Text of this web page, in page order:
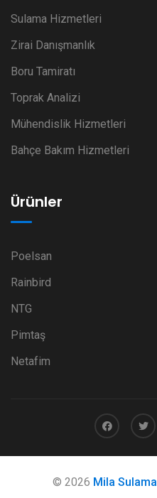
Sulama Hizmetleri
Zirai Danışmanlık
Boru Tamiratı
Toprak Analizi
Mühendislik Hizmetleri
Bahçe Bakım Hizmetleri
Ürünler
Poelsan
Rainbird
NTG
Pimtaş
Netafim
© 2026 Mila Sulama